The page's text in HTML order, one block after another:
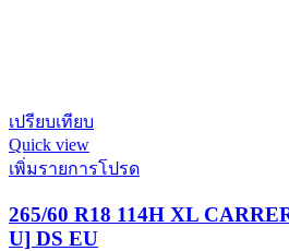
เปรียบเทียบ
Quick view
เพิ่มรายการโปรด
265/60 R18 114H XL
U] DS EU